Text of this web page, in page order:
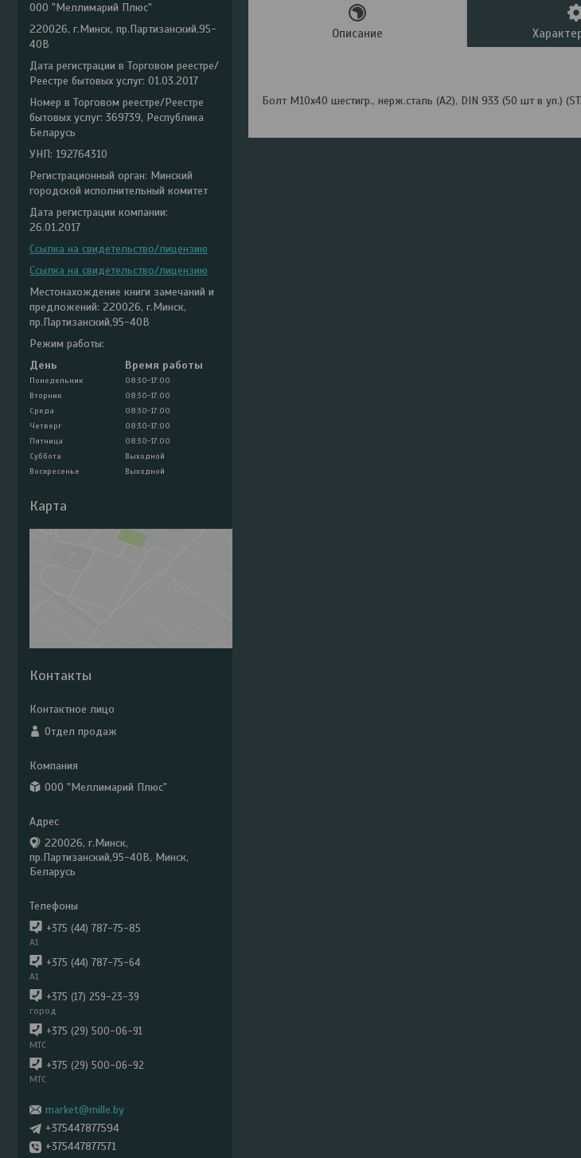
Описание
Болт М10х40 шестигр., нерж.сталь (А2), DIN 933 (50 шт в уп.)
ООО "Меллимарий Плюс"
220026, г.Минск, пр.Партизанский,95-
40В
Дата регистрации в Торговом реестре/
Реестре бытовых услуг: 01.03.2017
Номер в Торговом реестре/Реестре
бытовых услуг: 369739, Республика
Беларусь
УНП: 192764310
Регистрационный орган: Минский
городской исполнительный комитет
Дата регистрации компании:
26.01.2017
Ссылка на свидетельство/лицензию
Ссылка на свидетельство/лицензию
Местонахождение книги замечаний и
предложений: 220026, г.Минск,
пр.Партизанский,95-40В
Режим работы:
День
Время работы
Понедельник
08:30-17:00
Вторник
08:30-17:00
Среда
08:30-17:00
Четверг
08:30-17:00
Пятница
08:30-17:00
Суббота
Выходной
Воскресенье
Выходной
Карта
Контакты
Отдел продаж
ООО "Меллимарий Плюс"
220026, г.Минск,
пр.Партизанский,95-40В, Минск,
Беларусь
+375 (44) 787-75-85
А1
+375 (44) 787-75-64
А1
+375 (17) 259-23-39
город
+375 (29) 500-06-91
МТС
+375 (29) 500-06-92
МТС
market@mille.by
+375447877594
+375447877571